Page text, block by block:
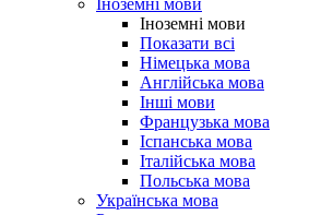
Іноземні мови
Іноземні мови
Показати всі
Німецька мова
Англійська мова
Інші мови
Французька мова
Іспанська мова
Італійська мова
Польська мова
Українська мова